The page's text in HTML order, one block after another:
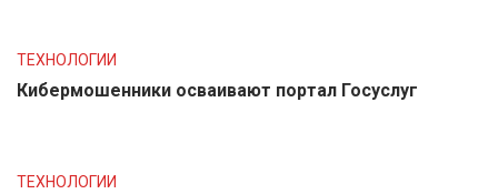
ТЕХНОЛОГИИ
Кибермошенники осваивают портал Госуслуг
ТЕХНОЛОГИИ